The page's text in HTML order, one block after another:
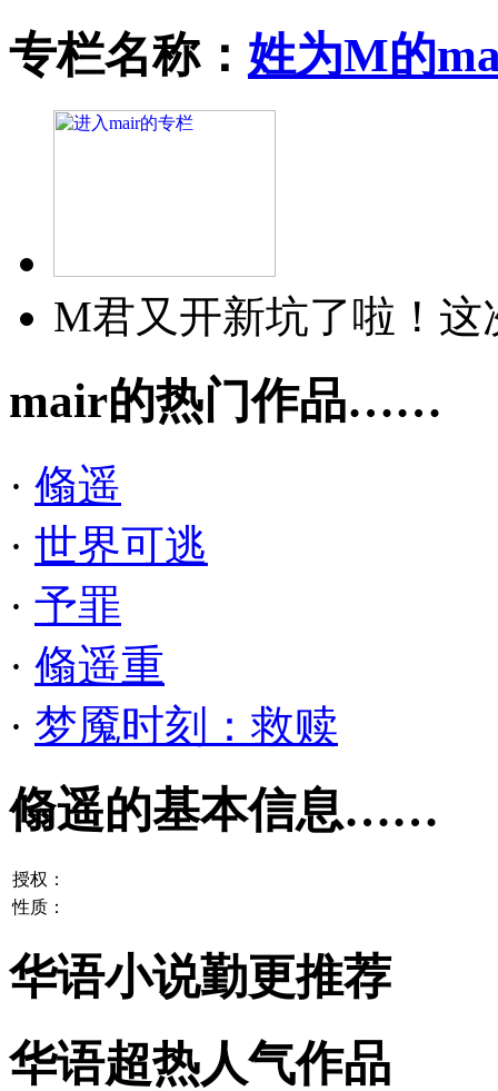
专栏名称： 姓为M的
M君又开新坑了啦！
mair的热门作品……
· 翛遥
· 世界可逃
· 予罪
· 翛遥重
· 梦魇时刻：救赎
翛遥的基本信息……
授权：
性质：
华语小说勤更推荐
华语超热人气作品